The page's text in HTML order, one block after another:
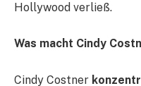
Hollywood verließ.
Was macht Cindy
Cindy Costner